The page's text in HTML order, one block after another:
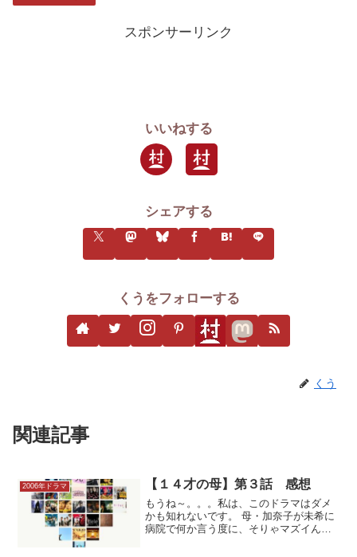
スポンサーリンク
いいねする
シェアする
くうをフォローする
くう
関連記事
2006年ドラマ 【１４才の母】第３話 感想
もうね～。。。私は、このドラマはダメ
かも知れないです。 母・加奈子が未希に
病院で何か言う度に、そりゃマズイんじ